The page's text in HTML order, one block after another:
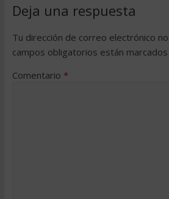
Deja una respuesta
Tu dirección de correo electrónico
campos obligatorios están marcados
Comentario *